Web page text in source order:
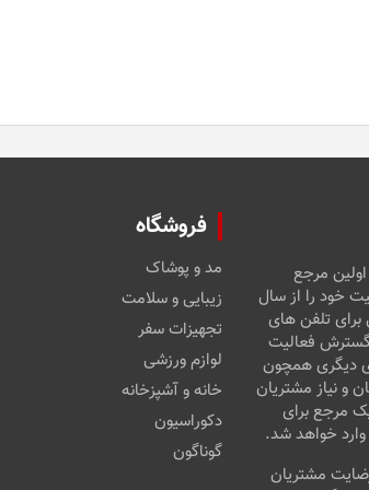
اولین مرجع
خود را از سال
برای تلفن های
گسترش فعالیت
دیگری همچون
و نیاز مشتریان
مرجع برای
خواهد شد.
مشتریان
فروشگاه
مد و پوشاک
زیبایی و سلامت
تجهیزات سفر
لوازم ورزشی
خانه و آشپزخانه
دکوراسیون
گوناگون